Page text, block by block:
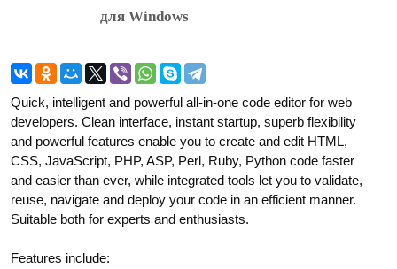
для Windows
Quick, intelligent and powerful all-in-one code editor for web
developers. Clean interface, instant startup, superb flexibility
and powerful features enable you to create and edit HTML,
CSS, JavaScript, PHP, ASP, Perl, Ruby, Python code faster
and easier than ever, while integrated tools let you to validate,
reuse, navigate and deploy your code in an efficient manner.
Suitable both for experts and enthusiasts.
Features include: